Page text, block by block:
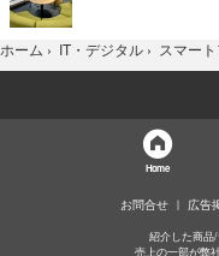
ホーム › IT・デジタル › スマー
Home
お問合せ 広告
紹介した商品/
売上の一部が弊